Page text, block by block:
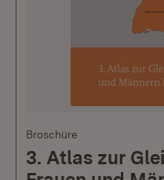
Broschüre
3. Atlas zur